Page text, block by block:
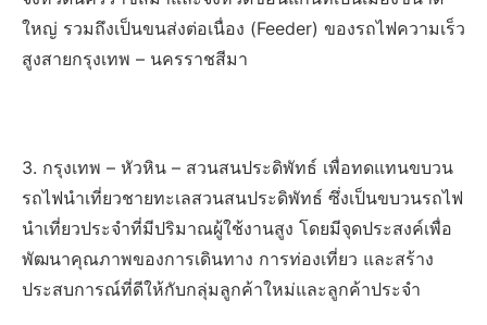
ใหญ่ รวมถึงเป็นขนส่งต่อเนื่อง (Feeder) ของรถไฟความเร็ว
สูงสายกรุงเทพ – นครราชสีมา
3. กรุงเทพ – หัวหิน – สวนสนประดิพัทธ์ เพื่อทดแทนขบวน
รถไฟนำเที่ยวชายทะเลสวนสนประดิพัทธ์ ซึ่งเป็นขบวนรถไฟ
นำเที่ยวประจำที่มีปริมาณผู้ใช้งานสูง โดยมีจุดประสงค์เพื่อ
พัฒนาคุณภาพของการเดินทาง การท่องเที่ยว และสร้าง
ประสบการณ์ที่ดีให้กับกลุ่มลูกค้าใหม่และลูกค้าประจำ